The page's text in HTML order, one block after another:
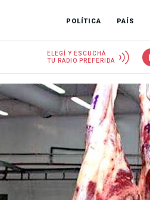
POLÍTICA PAÍS
ELEGÍ Y ESCUCHÁ
TU RADIO PREFERIDA